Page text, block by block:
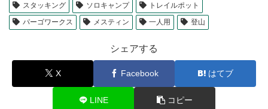
スタッキング
ソロキャンプ
トレイルポット
パーゴワークス
メスティン 一人用 登山
シェアする
X Facebook はてブ
LINE コピー